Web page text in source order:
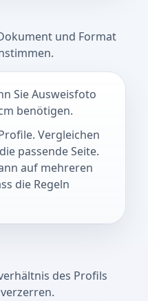
und Format
Sie Ausweisfoto
benötigen.
Vergleichen
passende Seite.
auf mehreren
die Regeln
des Profils